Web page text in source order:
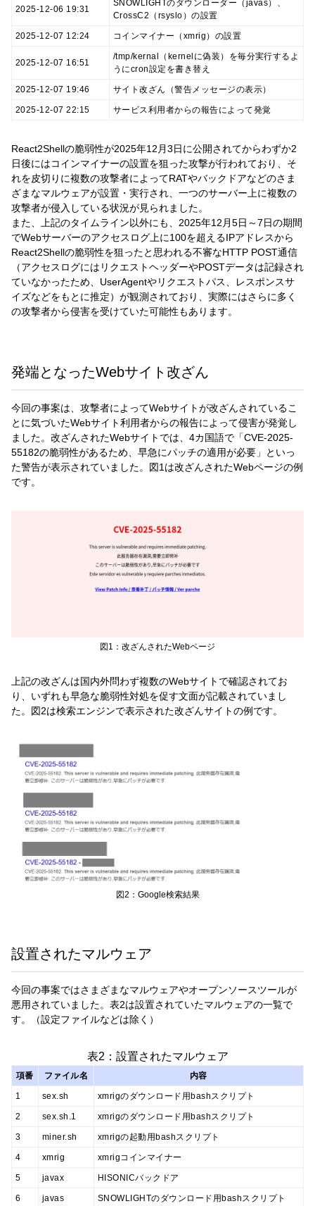
2025-12-06 19:31
SNOWLIGHTのダウンローダー（javas）、
CrossC2（rsyslo）の設置
2025-12-07 12:24 コインマイナー（xmrig）の設置
2025-12-07 16:51
/tmp/kernal（kernelに偽装）を毎分実行するよ
うにcron設定を書き替え
2025-12-07 19:46 サイト改ざん（警告メッセージの表示）
2025-12-07 22:15 サービス利用者からの報告によって発覚
React2Shellの脆弱性が2025年12月3日に公開されてからわずか2
日後にはコインマイナーの設置を狙った攻撃が行われており、そ
れを皮切りに複数の攻撃者によってRATやバックドアなどのさま
ざまなマルウェアが設置・実行され、一つのサーバー上に複数の
攻撃者が侵入している状況が見られました。
また、上記のタイムライン以外にも、2025年12月5日～7日の期間
でWebサーバーのアクセスログ上に100を超えるIPアドレスから
React2Shellの脆弱性を狙ったと思われる不審なHTTP POST通信
（アクセスログにはリクエストヘッダーやPOSTデータは記録され
ていなかったため、UserAgentやリクエストパス、レスポンスサ
イズなどをもとに推定）が観測されており、実際にはさらに多く
の攻撃者から侵害を受けていた可能性もあります。
発端となったWebサイト改ざん
今回の事案は、攻撃者によってWebサイトが改ざんされているこ
とに気づいたWebサイト利用者からの報告によって侵害が発覚し
ました。改ざんされたWebサイトでは、4カ国語で「CVE-2025-
55182の脆弱性があるため、早急にパッチの適用が必要」といっ
た警告が表示されていました。図1は改ざんされたWebページの例
です。
図1：改ざんされたWebページ
上記の改ざんは国内外問わず複数のWebサイトで確認されてお
り、いずれも早急な脆弱性対処を促す文面が記載されていまし
た。図2は検索エンジンで表示された改ざんサイトの例です。
図2：Google検索結果
設置されたマルウェア
今回の事案ではさまざまなマルウェアやオープンソースツールが
悪用されていました。表2は設置されていたマルウェアの一覧で
す。（設定ファイルなどは除く）
表2：設置されたマルウェア
項番 ファイル名 内容
1 sex.sh xmrigのダウンロード用bashスクリプト
2 sex.sh.1 xmrigのダウンロード用bashスクリプト
3 miner.sh xmrigの起動用bashスクリプト
4 xmrig xmrigコインマイナー
5 javax HISONICバックドア
6 javas SNOWLIGHTのダウンロード用bashスクリプト